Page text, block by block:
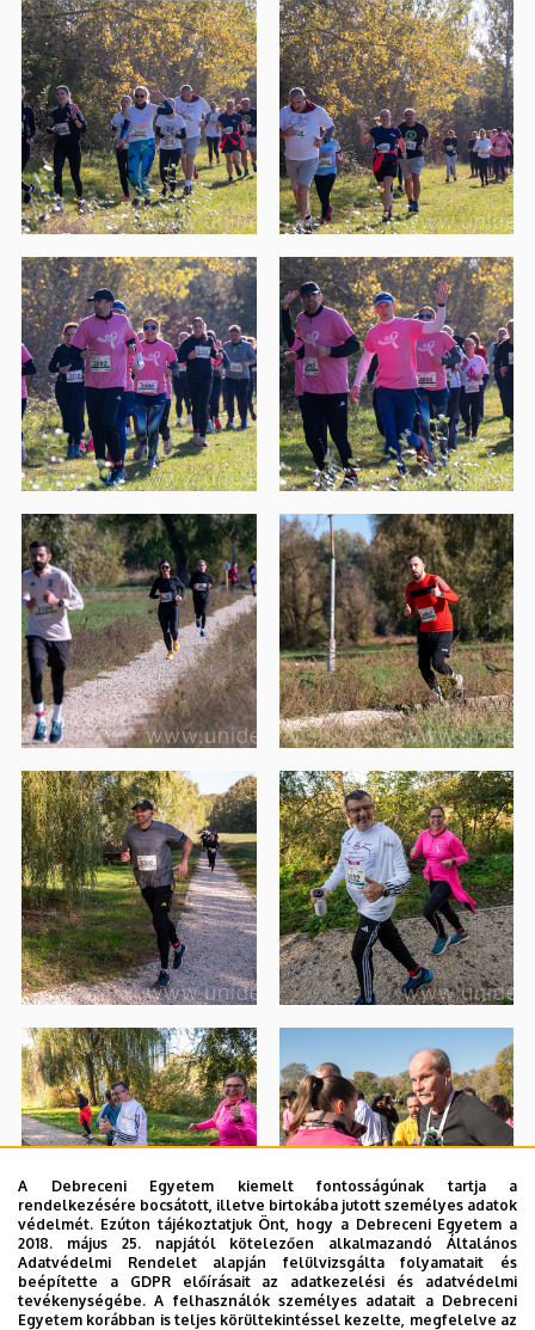
A Debreceni Egyetem kiemelt fontosságúnak tartja a
rendelkezésére bocsátott, illetve birtokába jutott személyes adatok
védelmét. Ezúton tájékoztatjuk Önt, hogy a Debreceni Egyetem a
2018. május 25. napjától kötelezően alkalmazandó Általános
Adatvédelmi Rendelet alapján felülvizsgálta folyamatait és
beépítette a GDPR előírásait az adatkezelési és adatvédelmi
tevékenységébe. A felhasználók személyes adatait a Debreceni
Egyetem korábban is teljes körültekintéssel kezelte, megfelelve az